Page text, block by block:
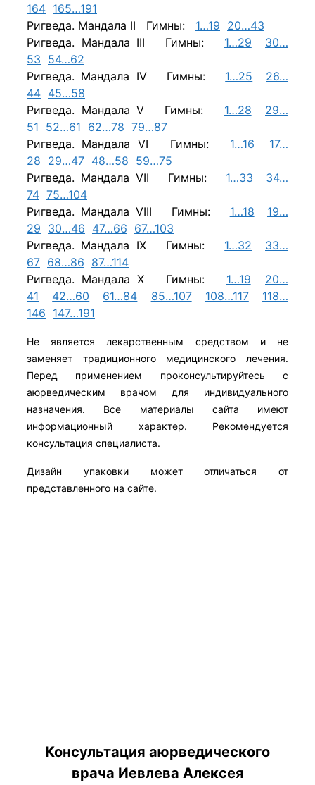
164 165…191
Ригведа. Мандала II Гимны: 1…19 20…43
Ригведа. Мандала III Гимны: 1…29
30…
53 54…62
Ригведа. Мандала IV Гимны: 1…25
26…
44 45…58
Ригведа. Мандала V Гимны: 1…28
29…
51 52…61 62…78 79…87
Ригведа. Мандала VI Гимны: 1…16
17…
28 29…47 48…58 59…75
Ригведа. Мандала VII Гимны: 1…33
34…
74 75…104
Ригведа. Мандала VIII Гимны: 1…18
19…
29 30…46 47…66 67…103
Ригведа. Мандала IX Гимны: 1…32
33…
67 68…86 87…114
Ригведа. Мандала X Гимны: 1…19
20…
41
42…60 61…84 85…107 108…117
118…
146 147…191
Не является лекарственным средством и не
заменяет традиционного медицинского лечения.
Перед применением проконсультируйтесь с
аюрведическим врачом для индивидуального
назначения. Все материалы сайта имеют
информационный характер. Рекомендуется
консультация специалиста.
Дизайн упаковки может отличаться от
представленного на сайте.
Консультация аюрведического
врача Иевлева Алексея